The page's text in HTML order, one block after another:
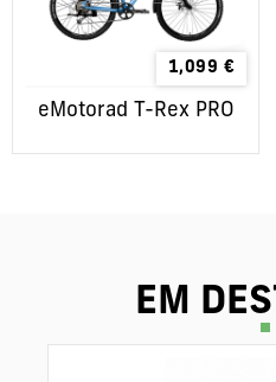
1,099 €
eMotorad T-Rex PRO
EM